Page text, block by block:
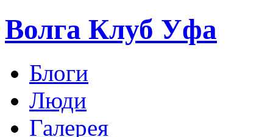
Волга Клуб Уфа
Блоги
Люди
Галерея